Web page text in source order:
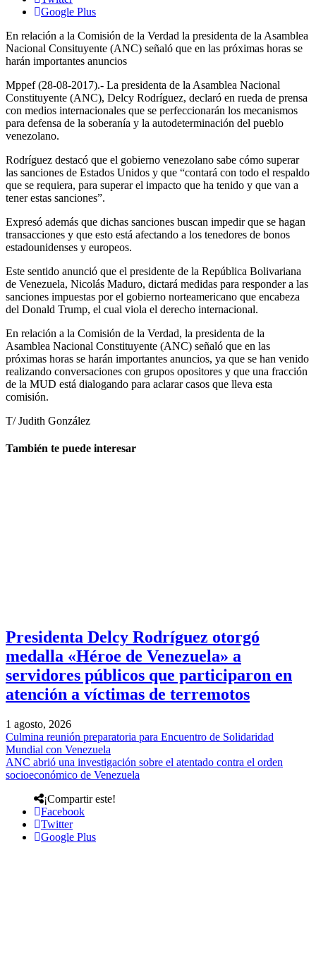
Google Plus
En relación a la Comisión de la Verdad la presidenta de la Asamblea
Nacional Consituyente (ANC) señaló que en las próximas horas se
harán importantes anuncios
Mppef (28-08-2017).- La presidenta de la Asamblea Nacional
Constituyente (ANC), Delcy Rodríguez, declaró en rueda de prensa
con medios internacionales que se perfeccionarán los mecanismos
para defensa de la soberanía y la autodeterminación del pueblo
venezolano.
Rodríguez destacó que el gobierno venezolano sabe cómo superar
las sanciones de Estados Unidos y que “contará con todo el respaldo
que se requiera, para superar el impacto que ha tenido y que van a
tener estas sanciones”.
Expresó además que dichas sanciones buscan impedir que se hagan
transacciones y que esto está afectando a los tenedores de bonos
estadounidenses y europeos.
Este sentido anunció que el presidente de la República Bolivariana
de Venezuela, Nicolás Maduro, dictará medidas para responder a las
sanciones impuestas por el gobierno norteamericano que encabeza
del Donald Trump, el cual viola el derecho internacional.
En relación a la Comisión de la Verdad, la presidenta de la
Asamblea Nacional Constituyente (ANC) señaló que en las
próximas horas se harán importantes anuncios, ya que se han venido
realizando conversaciones con grupos opositores y que una fracción
de la MUD está dialogando para aclarar casos que lleva esta
comisión.
T/ Judith González
También te puede interesar
Presidenta Delcy Rodríguez otorgó
medalla «Héroe de Venezuela» a
servidores públicos que participaron en
atención a víctimas de terremotos
1 agosto, 2026
Culmina reunión preparatoria para Encuentro de Solidaridad
Mundial con Venezuela
ANC abrió una investigación sobre el atentado contra el orden
socioeconómico de Venezuela
¡Compartir este!
Facebook
Twitter
Google Plus